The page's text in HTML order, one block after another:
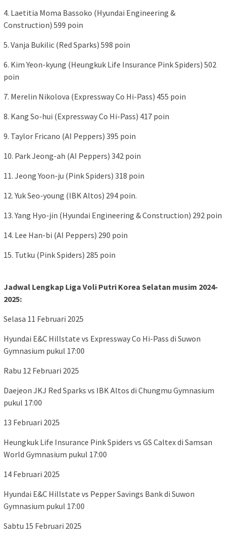
4. Laetitia Moma Bassoko (Hyundai Engineering &
Construction) 599 poin
5. Vanja Bukilic (Red Sparks) 598 poin
6. Kim Yeon-kyung (Heungkuk Life Insurance Pink Spiders) 502
poin
7. Merelin Nikolova (Expressway Co Hi-Pass) 455 poin
8. Kang So-hui (Expressway Co Hi-Pass) 417 poin
9. Taylor Fricano (AI Peppers) 395 poin
10. Park Jeong-ah (AI Peppers) 342 poin
11. Jeong Yoon-ju (Pink Spiders) 318 poin
12. Yuk Seo-young (IBK Altos) 294 poin.
13. Yang Hyo-jin (Hyundai Engineering & Construction) 292 poin
14. Lee Han-bi (AI Peppers) 290 poin
15. Tutku (Pink Spiders) 285 poin
Jadwal Lengkap Liga Voli Putri Korea Selatan musim 2024-
2025:
Selasa 11 Februari 2025
Hyundai E&C Hillstate vs Expressway Co Hi-Pass di Suwon
Gymnasium pukul 17:00
Rabu 12 Februari 2025
Daejeon JKJ Red Sparks vs IBK Altos di Chungmu Gymnasium
pukul 17:00
13 Februari 2025
Heungkuk Life Insurance Pink Spiders vs GS Caltex di Samsan
World Gymnasium pukul 17:00
14 Februari 2025
Hyundai E&C Hillstate vs Pepper Savings Bank di Suwon
Gymnasium pukul 17:00
Sabtu 15 Februari 2025